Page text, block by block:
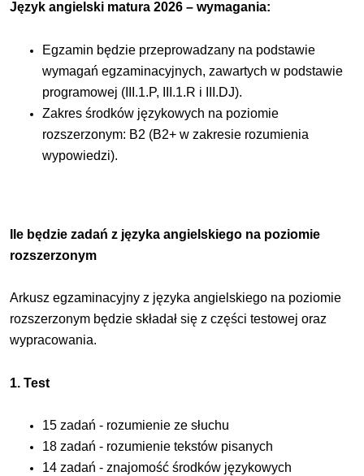
Język angielski matura 2026 – wymagania:
Egzamin będzie przeprowadzany na podstawie
wymagań egzaminacyjnych, zawartych w podstawie
programowej (III.1.P, III.1.R i III.DJ).
Zakres środków językowych na poziomie
rozszerzonym: B2 (B2+ w zakresie rozumienia
wypowiedzi).
Ile będzie zadań z języka angielskiego na poziomie
rozszerzonym
Arkusz egzaminacyjny z języka angielskiego na poziomie
rozszerzonym będzie składał się z części testowej oraz
wypracowania.
1. Test
15 zadań - rozumienie ze słuchu
18 zadań - rozumienie tekstów pisanych
14 zadań - znajomość środków językowych